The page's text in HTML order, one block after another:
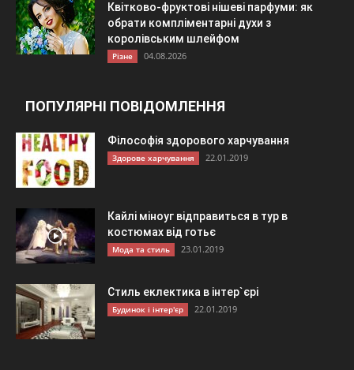
Квітково-фруктові нішеві парфуми: як
обрати компліментарні духи з
королівським шлейфом
Різне 04.08.2026
ПОПУЛЯРНІ ПОВІДОМЛЕННЯ
Філософія здорового харчування
Здорове харчування 22.01.2019
Кайлі міноуг відправиться в тур в
костюмах від готьє
Мода та стиль 23.01.2019
Стиль еклектика в інтер`єрі
Будинок і інтер'єр 22.01.2019